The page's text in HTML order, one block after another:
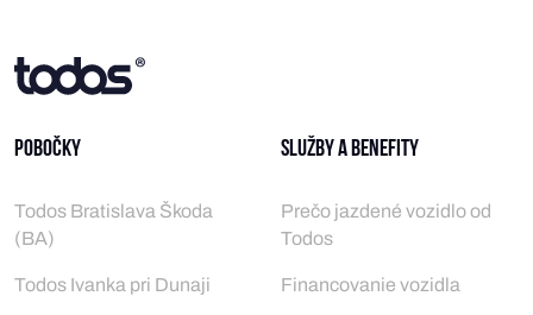
Pobočky
Todos Bratislava Škoda
(BA)
Todos Ivanka pri Dunaji
Služby a benefity
Prečo jazdené vozidlo od
Todos
Financovanie vozidla